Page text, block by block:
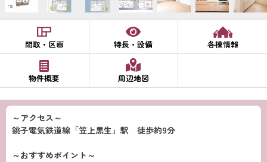
間取・区画 特長・設備 各棟情報
物件概要 周辺地図
～アクセス～
銚子電気鉄道線「笠上黒生」駅 徒歩約9分
～おすすめポイント～